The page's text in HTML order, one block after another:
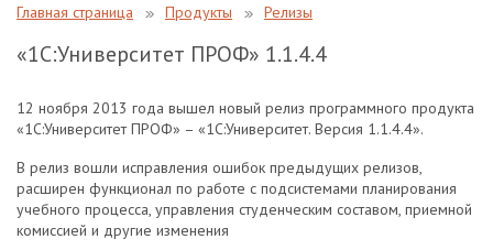
Главная страница Продукты Релизы
«1С:Университет ПРОФ» 1.1.4.4
12 ноября 2013 года вышел новый релиз программного продукта
«1С:Университет ПРОФ» – «1С:Университет. Версия 1.1.4.4».
В релиз вошли исправления ошибок предыдущих релизов,
расширен функционал по работе с подсистемами планирования
учебного процесса, управления студенческим составом, приемной
комиссией и другие изменения